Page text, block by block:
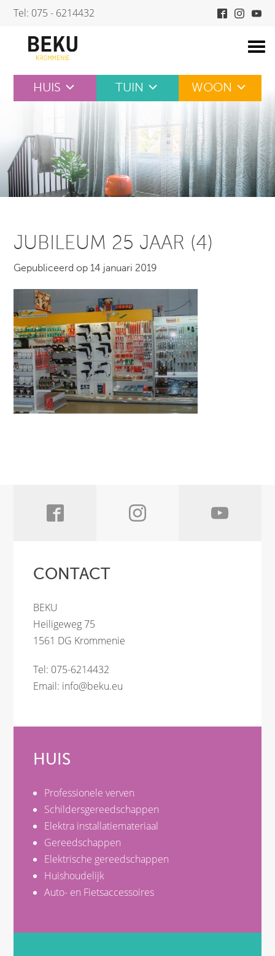
Skip
content
Tel: 075 - 6214432
HUIS TUIN WOON
JUBILEUM 25 JAAR (4)
Gepubliceerd op 14 januari 2019
CONTACT
BEKU
Heiligeweg 75
1561 DG Krommenie
Tel: 075-6214432
Email: info@beku.eu
HUIS
Professionele verven
Schildersgereedschappen
Elektra installatiemateriaal
Gereedschappen
Elektrische gereedschappen
Huishoudelijk
Auto- en Fietsaccessoires